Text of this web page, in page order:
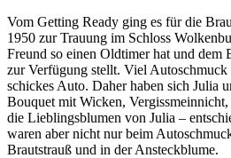
Vom Getting Ready ging es für die
1950 zur Trauung im Schloss
Freund so einen Oldtimer hat und dem
zur Verfügung stellt. Viel Autoschmuck
schickes Auto. Daher haben sich Julia
Bouquet mit Wicken,
die Lieblingsblumen von Julia –
waren aber nicht nur beim
Brautstrauß und in der Ansteckblume.